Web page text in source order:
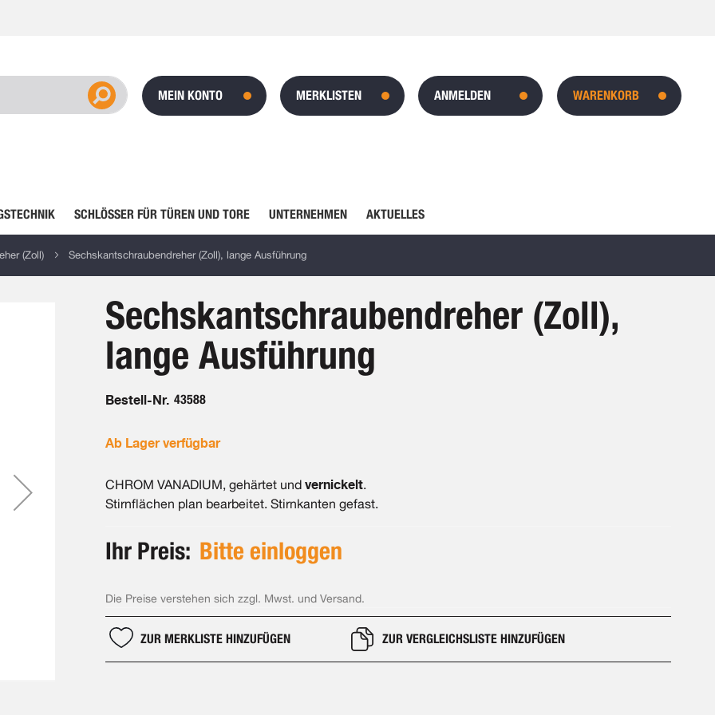
WARENKORB
MEIN KONTO MERKLISTEN ANMELDEN
SCHLÖSSER FÜR TÜREN UND TORE UNTERNEHMEN AKTUELLES
(Zoll) Sechskantschraubendreher (Zoll), lange Ausführung
Sechskantschraubendreher (Zoll),
lange Ausführung
Bestell-Nr. 43588
Ab Lager verfügbar
CHROM VANADIUM, gehärtet und vernickelt.
Stirnflächen plan bearbeitet. Stirnkanten gefast.
Ihr Preis: Bitte einloggen
Die Preise verstehen sich zzgl. Mwst. und Versand.
ZUR MERKLISTE HINZUFÜGEN ZUR VERGLEICHSLISTE HINZUFÜGEN